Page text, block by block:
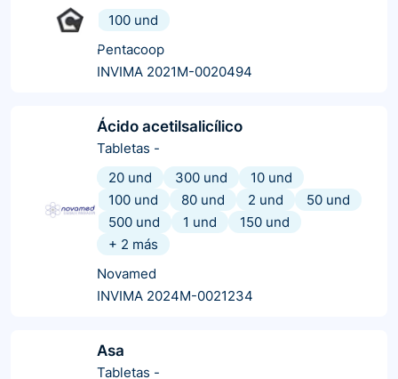
100 und
Pentacoop
INVIMA 2021M-0020494
Ácido acetilsalicílico
Tabletas -
20 und
300 und
10 und
100 und
80 und 2 und
50 und
500 und
1 und
150 und
+ 2 más
Novamed
INVIMA 2024M-0021234
Asa
Tabletas -